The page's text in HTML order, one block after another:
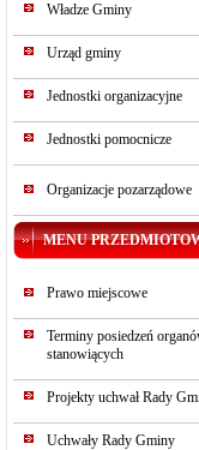
Władze Gminy
Urząd gminy
Jednostki organizacyjne
Jednostki pomocnicze
Organizacje pozarządowe
MENU
Prawo miejscowe
Terminy posiedzeń
stanowiących
Projekty uchwał Rady
Uchwały Rady Gminy